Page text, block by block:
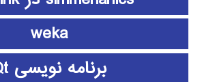
weka
برنامه نویسی Qt